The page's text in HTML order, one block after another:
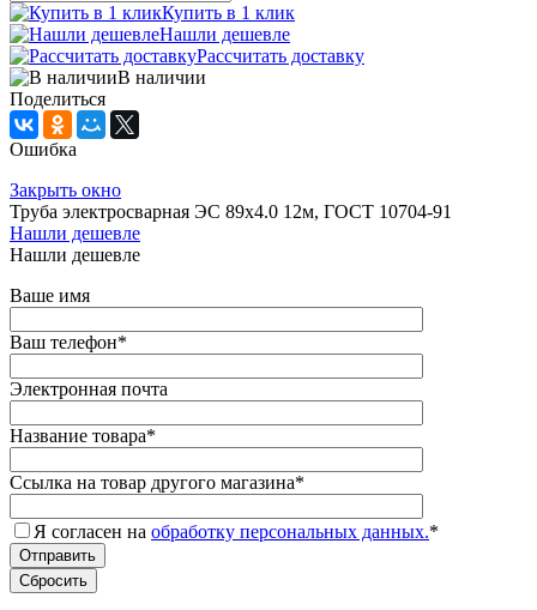
Купить в 1 клик
Нашли дешевле
Рассчитать доставку
В наличии
Поделиться
Ошибка
Закрыть окно
Труба электросварная ЭС 89х4.0 12м, ГОСТ 10704-91
Нашли дешевле
Нашли дешевле
Ваше имя
Ваш телефон*
Электронная почта
Название товара*
Ссылка на товар другого магазина*
Я согласен на обработку персональных данных.*